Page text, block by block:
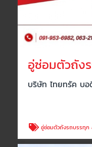
อู่ซ่อมตัวถัง
บริษัท ไทยทรัค บอ
อู่ซ่อมตัวถังรถบรรทุก ส